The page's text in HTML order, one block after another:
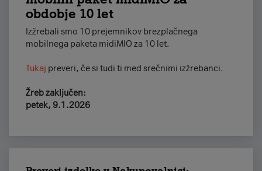
obdobje 10 let
Izžrebali smo 10 prejemnikov brezplačnega
mobilnega paketa midiMIO za 10 let.
Tukaj preveri, če si tudi ti med srečnimi izžrebanci.
Žreb zaključen:
petek, 9.1.2026